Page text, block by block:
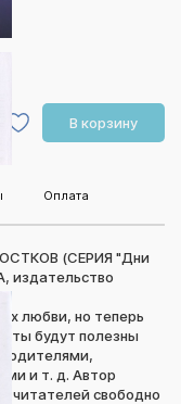
В корзину
Оплата
(СЕРИЯ "Дни
издательство
любви, но теперь
будут полезны
и т. д. Автор
читателей свободно